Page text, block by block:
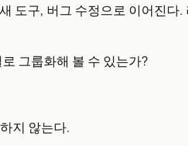
도구, 버그 수정으로 이어진
그룹화해 볼 수 있는가?
지 않는다.